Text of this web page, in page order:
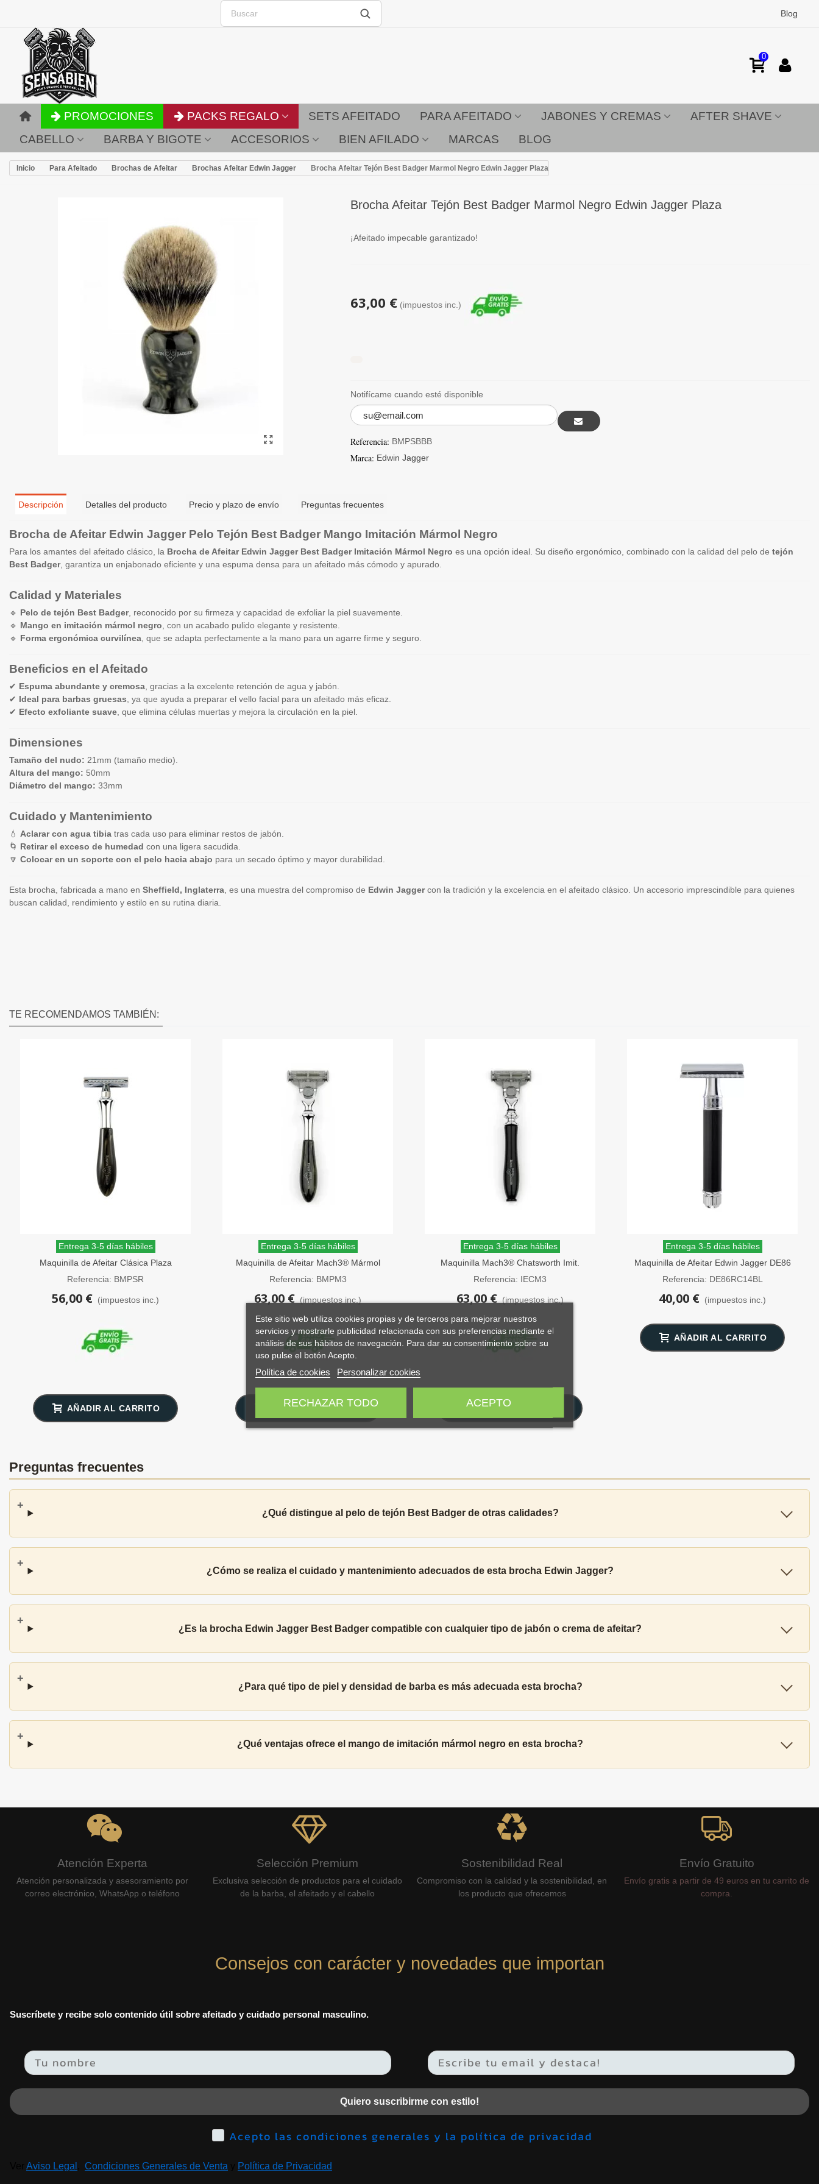
Blog
0
PROMOCIONES PACKS REGALO SETS AFEITADO PARA AFEITADO JABONES Y CREMAS
AFTER SHAVE
CABELLO
BARBA Y BIGOTE ACCESORIOS BIEN AFILADO MARCAS BLOG
Inicio Para Afeitado Brochas de Afeitar Brochas Afeitar Edwin Jagger Brocha Afeitar Tejón Best Badger Marmol Negro Edwin Jagger Plaza
Brocha Afeitar Tejón Best Badger Marmol Negro Edwin Jagger Plaza
¡Afeitado impecable garantizado!
63,00 € (impuestos inc.)
Notifícame cuando esté disponible
Referencia: BMPSBBB
Marca: Edwin Jagger
Descripción Detalles del producto Precio y plazo de envío Preguntas frecuentes
Brocha de Afeitar Edwin Jagger Pelo Tejón Best Badger Mango Imitación Mármol Negro
Para los amantes del afeitado clásico, la Brocha de Afeitar Edwin Jagger Best Badger Imitación Mármol Negro es una opción ideal. Su diseño ergonómico, combinado con la calidad del pelo de tejón
Best Badger, garantiza un enjabonado eficiente y una espuma densa para un afeitado más cómodo y apurado.
Calidad y Materiales
🔹 Pelo de tejón Best Badger, reconocido por su firmeza y capacidad de exfoliar la piel suavemente.
🔹 Mango en imitación mármol negro , con un acabado pulido elegante y resistente.
🔹 Forma ergonómica curvilínea , que se adapta perfectamente a la mano para un agarre firme y seguro.
Beneficios en el Afeitado
✔ Espuma abundante y cremosa , gracias a la excelente retención de agua y jabón.
✔ Ideal para barbas gruesas , ya que ayuda a preparar el vello facial para un afeitado más eficaz.
✔ Efecto exfoliante suave , que elimina células muertas y mejora la circulación en la piel.
Dimensiones
Tamaño del nudo: 21mm (tamaño medio).
Altura del mango: 50mm
Diámetro del mango: 33mm
Cuidado y Mantenimiento
💧 Aclarar con agua tibia tras cada uso para eliminar restos de jabón.
🌀 Retirar el exceso de humedad con una ligera sacudida.
🔽 Colocar en un soporte con el pelo hacia abajo para un secado óptimo y mayor durabilidad.
Esta brocha, fabricada a mano en Sheffield, Inglaterra , es una muestra del compromiso de Edwin Jaggercon la tradición y la excelencia en el afeitado clásico. Un accesorio imprescindible para quienes
buscan calidad, rendimiento y estilo en su rutina diaria.
TE RECOMENDAMOS TAMBIÉN:
Entrega 3-5 días hábiles
Maquinilla de Afeitar Clásica Plaza
Imitación Mármol Negro Edwin Jagger
Referencia: BMPSR
56,00 € (impuestos inc.)
AÑADIR AL CARRITO
Entrega 3-5 días hábiles
Maquinilla de Afeitar Mach3® Mármol
Edwin Jagger Plaza
Referencia: BMPM3
63,00 € (impuestos inc.)
AÑADIR AL CARRITO
Entrega 3-5 días hábiles
Maquinilla Mach3® Chatsworth Imit.
Ébano Negro Edwin Jagger
Referencia: IECM3
63,00 € (impuestos inc.)
AÑADIR AL CARRITO
Entrega 3-5 días hábiles
Maquinilla de Afeitar Edwin Jagger DE86
Negra Peine Cerrado
Referencia: DE86RC14BL
40,00 € (impuestos inc.)
AÑADIR AL CARRITO
Preguntas frecuentes
¿Qué distingue al pelo de tejón Best Badger de otras calidades?
¿Cómo se realiza el cuidado y mantenimiento adecuados de esta brocha Edwin Jagger?
¿Es la brocha Edwin Jagger Best Badger compatible con cualquier tipo de jabón o crema de afeitar?
¿Para qué tipo de piel y densidad de barba es más adecuada esta brocha?
¿Qué ventajas ofrece el mango de imitación mármol negro en esta brocha?
Este sitio web utiliza cookies propias y de terceros para mejorar nuestros
servicios y mostrarle publicidad relacionada con sus preferencias mediante el
análisis de sus hábitos de navegación. Para dar su consentimiento sobre su
uso pulse el botón Acepto.
Política de cookies Personalizar cookies
RECHAZAR TODO ACEPTO
Atención Experta
Atención personalizada y asesoramiento por
correo electrónico, WhatsApp o teléfono
Selección Premium
Exclusiva selección de productos para el cuidado
de la barba, el afeitado y el cabello
Sostenibilidad Real
Compromiso con la calidad y la sostenibilidad, en
los producto que ofrecemos
Envío Gratuito
Envío gratis a partir de 49 euros en tu carrito de
compra.
Consejos con carácter y novedades que importan
Suscríbete y recibe solo contenido útil sobre afeitado y cuidado personal masculino.
Email
Quiero suscribirme con estilo!
Acepto las condiciones generales y la política de privacidad
Aviso Legal Condiciones Generales de Venta Política de Privacidad